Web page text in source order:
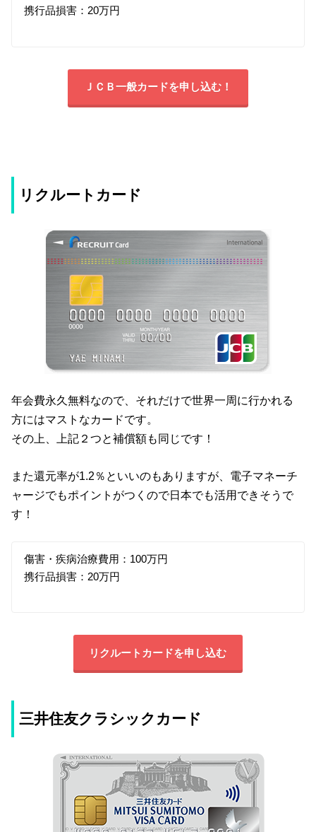
携行品損害：20万円
ＪＣＢ一般カードを申し込む！
リクルートカード
年会費永久無料なので、それだけで世界一周に行かれる
方にはマストなカードです。
その上、上記２つと補償額も同じです！
また還元率が1.2％といいのもありますが、電子マネーチ
ャージでもポイントがつくので日本でも活用できそうで
す！
傷害・疾病治療費用：100万円
携行品損害：20万円
リクルートカードを申し込む
三井住友クラシックカード